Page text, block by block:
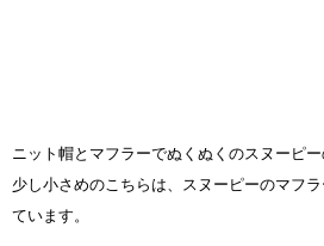
ニット帽とマフラーでぬくぬくのスヌーピー
少し小さめのこちらは、スヌーピーのマフ
ています。